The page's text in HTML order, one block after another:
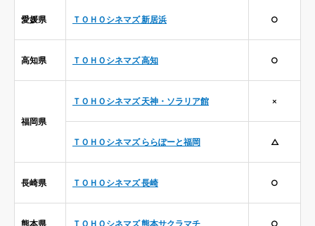
愛媛県 ＴＯＨＯシネマズ 新居浜 ○
高知県 ＴＯＨＯシネマズ 高知 ○
福岡県
ＴＯＨＯシネマズ 天神・ソラリア館 ×
ＴＯＨＯシネマズ ららぽーと福岡 △
長崎県 ＴＯＨＯシネマズ 長崎 ○
熊本県 ＴＯＨＯシネマズ 熊本サクラマチ ○